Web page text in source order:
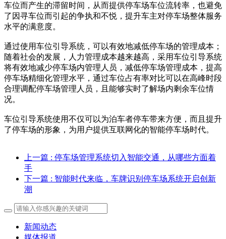
车位而产生的滞留时间，从而提供停车场车位流转率，也避免
了因寻车位而引起的争执和不悦，提升车主对停车场整体服务
水平的满意度。
通过使用车位引导系统，可以有效地减低停车场的管理成本；
随着社会的发展，人力管理成本越来越高，采用车位引导系统
将有效地减少停车场内管理人员，减低停车场管理成本，提高
停车场精细化管理水平，通过车位占有率对比可以在高峰时段
合理调配停车场管理人员，且能够实时了解场内剩余车位情
况。
车位引导系统使用不仅可以为泊车者停车带来方便，而且提升
了停车场的形象，为用户提供互联网化的智能停车场时代。
上一篇 : 停车场管理系统切入智能交通，从哪些方面着
手
下一篇 : 智能时代来临，车牌识别停车场系统开启创新
潮
新闻动态